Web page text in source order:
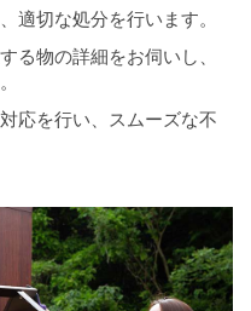
適切な処分を行います。
る物の詳細をお伺いし、
応を行い、スムーズな不